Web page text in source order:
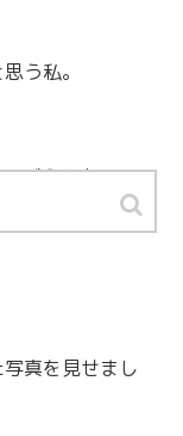
う私。
どうしたいの？
真を見せまし